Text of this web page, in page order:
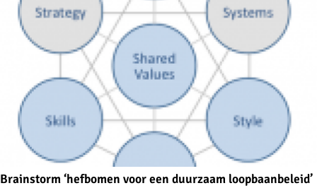
Brainstorm ‘hefbomen voor een duurzaam loopbaanbeleid’